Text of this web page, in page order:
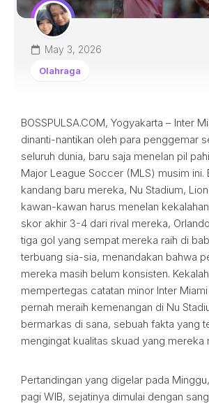
May 3, 2026
Olahraga
BOSSPULSA.COM, Yogyakarta – Inter
dinanti-nantikan oleh para penggemar
seluruh dunia, baru saja menelan pil
Major League Soccer (MLS) musim ini.
kandang baru mereka, Nu Stadium,
kawan-kawan harus menelan
skor akhir 3-4 dari rival mereka,
tiga gol yang sempat mereka raih di
terbuang sia-sia, menandakan bahwa
mereka masih belum konsisten.
mempertegas catatan minor Inter
pernah meraih kemenangan di Nu
bermarkas di sana, sebuah fakta yang
mengingat kualitas skuad yang mereka
Pertandingan yang digelar pada
pagi WIB, sejatinya dimulai dengan